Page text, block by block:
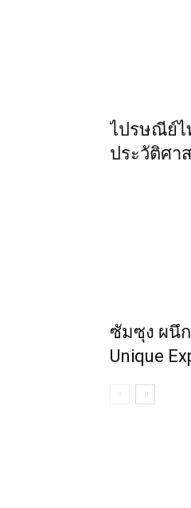
ไปรษณีย์ไ
ประวัติศา
ซัมซุง ผนึก
Unique